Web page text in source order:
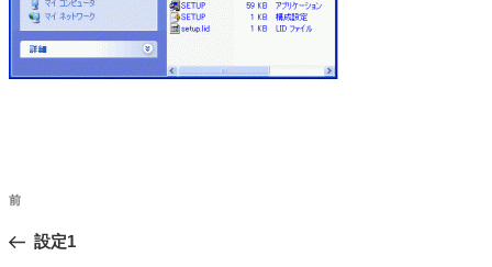
ナ
前
の
前
設定1